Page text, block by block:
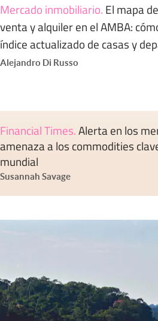
Mercado inmobiliario. El mapa
venta y alquiler en el AMBA:
índice actualizado de casas y
Alejandro Di Russo
Financial Times.Alerta en los
amenaza a los commodities
mundial
Susannah Savage